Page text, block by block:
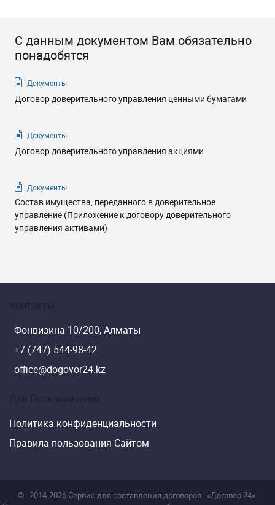
С данным документом Вам обязательно
понадобятся
Документы
Договор доверительного управления ценными бумагами
Документы
Договор доверительного управления акциями
Документы
Состав имущества, переданного в доверительное
управление (Приложение к договору доверительного
управления активами)
Контакты
Фонвизина 10/200, Алматы
+7 (747) 544-98-42
office@dogovor24.kz
Для Пользователей
Политика конфиденциальности
Правила пользования Сайтом
© 2014-2026 Сервис для составления договоров «Договор 24».